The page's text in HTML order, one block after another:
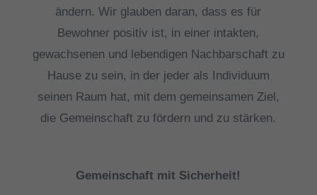
ändern. Wir glauben daran, dass es für
Bewohner positiv ist, in einer intakten,
gewachsenen und lebendigen Nachbarschaft zu
Hause zu sein, in der jeder als Individuum
seinen Raum hat, mit dem gemeinsamen Ziel,
die Gemeinschaft zu fördern und zu stärken.
Gemeinschaft mit Sicherheit!